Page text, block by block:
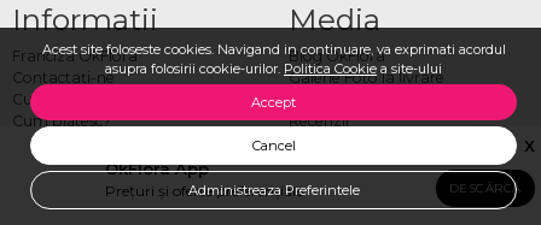
Acest site foloseste cookies. Navigand in continuare, va exprimati acordul
asupra folosirii cookie-urilor. Politica Cookie a site-ului
Accept
Cancel
Administreaza Preferintele
ADAUGA IN COS
Informatii
Franciza OkFlora
Contactaţi-ne
Cum sa faci o comandă?
Cum plătesc?
Cum livrăm?
Termeni, condiţii
Despre noi
Locuri vacante
Media
Blog OkFlora
Galerie Foto la livrare
Galerie Video la livrare
Recenzii
Vezi toate produsele
Logare/Înregistrare
Comandă Internațional
X
OkFlora App
Prețuri și oferte preferențiale DESCĂRCĂ